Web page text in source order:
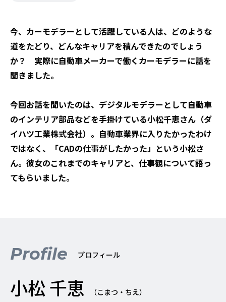
今、カーモデラーとして活躍している人は、どのような
道をたどり、どんなキャリアを積んできたのでしょう
か？ 実際に自動車メーカーで働くカーモデラーに話を
聞きました。
今回お話を聞いたのは、デジタルモデラーとして自動車
のインテリア部品などを手掛けている小松千恵さん（ダ
イハツ工業株式会社）。自動車業界に入りたかったわけ
ではなく、「CADの仕事がしたかった」という小松さ
ん。彼女のこれまでのキャリアと、仕事観について語っ
てもらいました。
Profile プロフィール
小松 千恵 （こまつ・ちえ）